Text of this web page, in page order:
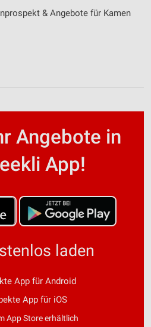
& Angebote für Kamen
Angebote in
App!
laden
App für Android
App für iOS
App Store erhältlich